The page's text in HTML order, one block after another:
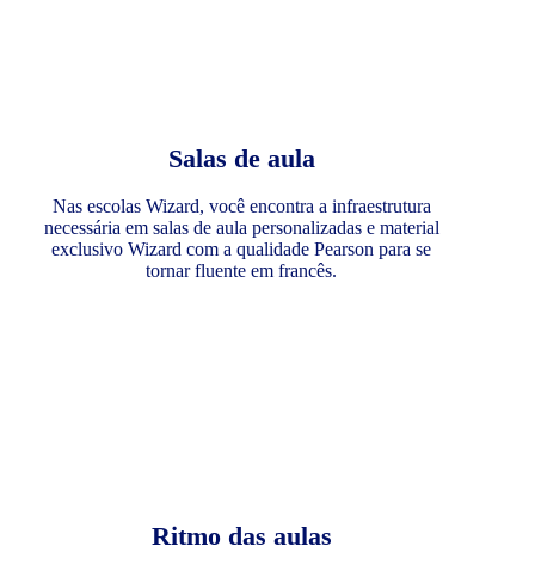
Salas de aula
Nas escolas Wizard, você encontra a infraestrutura
necessária em salas de aula personalizadas e material
exclusivo Wizard com a qualidade Pearson para se
tornar fluente em francês.
Ritmo das aulas